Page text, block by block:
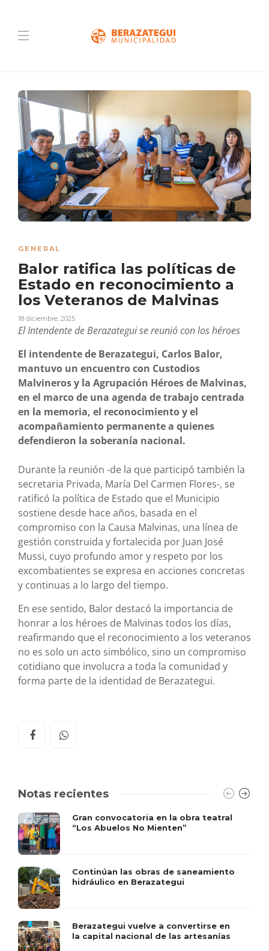
GENERAL
Balor ratifica las políticas de
Estado en reconocimiento a
los Veteranos de Malvinas
18 diciembre, 2025
El Intendente de Berazategui se reunió con los héroes
El intendente de Berazategui, Carlos Balor,
mantuvo un encuentro con Custodios
Malvineros y la Agrupación Héroes de Malvinas,
en el marco de una agenda de trabajo centrada
en la memoria, el reconocimiento y el
acompañamiento permanente a quienes
defendieron la soberanía nacional.
Durante la reunión -de la que participó también la
secretaria Privada, María Del Carmen Flores-, se
ratificó la política de Estado que el Municipio
sostiene desde hace años, basada en el
compromiso con la Causa Malvinas, una línea de
gestión construida y fortalecida por Juan José
Mussi, cuyo profundo amor y respeto por los
excombatientes se expresa en acciones concretas
y continuas a lo largo del tiempo.
En ese sentido, Balor destacó la importancia de
honrar a los héroes de Malvinas todos los días,
reafirmando que el reconocimiento a los veteranos
no es solo un acto simbólico, sino un compromiso
cotidiano que involucra a toda la comunidad y
forma parte de la identidad de Berazategui.
Notas recientes
Gran convocatoria en la obra teatral
“Los Abuelos No Mienten”
Continúan las obras de saneamiento
hidráulico en Berazategui
Berazategui vuelve a convertirse en
la capital nacional de las artesanías